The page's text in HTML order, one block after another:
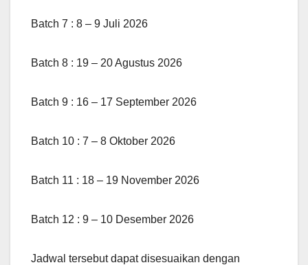
Batch 7 : 8 – 9 Juli 2026
Batch 8 : 19 – 20 Agustus 2026
Batch 9 : 16 – 17 September 2026
Batch 10 : 7 – 8 Oktober 2026
Batch 11 : 18 – 19 November 2026
Batch 12 : 9 – 10 Desember 2026
Jadwal tersebut dapat disesuaikan dengan